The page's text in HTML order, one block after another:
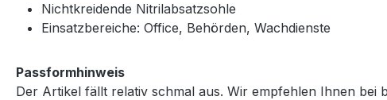
Nichtkreidende Nitrilabsatzsohle
Einsatzbereiche: Office, Behörden, Wachdienste
Passformhinweis
Der Artikel fällt relativ schmal aus. Wir empfehlen Ihnen